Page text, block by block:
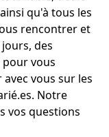
qu'à tous les
rencontrer et
des
pour vous
vous sur les
Notre
vos questions